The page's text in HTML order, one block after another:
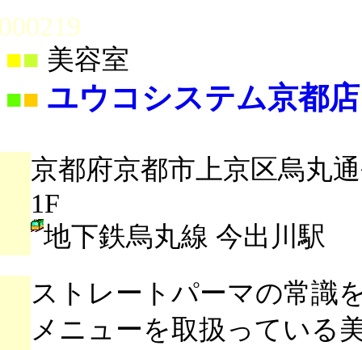
■ 美容室
■■ ユウコシステム京都店
京都府京都市上京区烏丸
1F
地下鉄烏丸線 今出川駅
ストレートパーマの常識
メニューを取扱っている